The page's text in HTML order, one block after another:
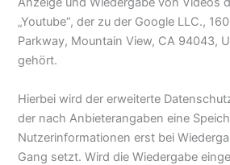
„Youtube“, der zu der Google LLC.,
Parkway, Mountain View, CA 94043,
gehört.
Hierbei wird der erweiterte
der nach Anbieterangaben eine
Nutzerinformationen erst bei
Gang setzt. Wird die Wiedergabe